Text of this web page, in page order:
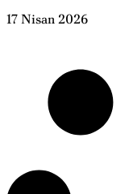
17 Nisan 2026